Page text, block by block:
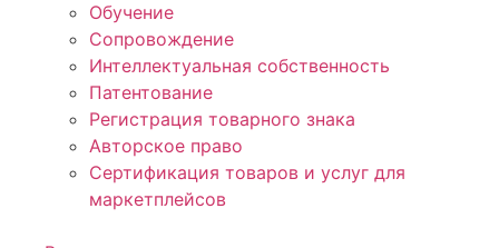
Обучение
Сопровождение
Интеллектуальная собственность
Патентование
Регистрация товарного знака
Авторское право
Сертификация товаров и услуг для
маркетплейсов